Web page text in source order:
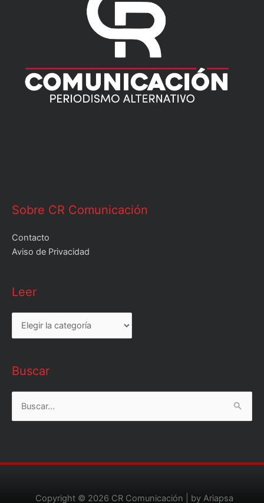
Sobre CR Comunicación
Contacto
Aviso de Privacidad
Leer
Leer
Buscar
Buscar
por:
Copyright © 2026 CR Comunicación | by Ariapsa